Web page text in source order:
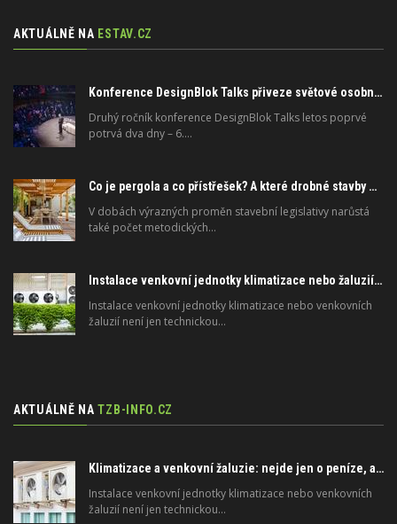
AKTUÁLNĚ NA ESTAV.CZ
Konference DesignBlok Talks přiveze světové osobnosti designu a architektury
Druhý ročník konference DesignBlok Talks letos poprvé
potrvá dva dny – 6.…
Co je pergola a co přístřešek? A které drobné stavby musíte povolovat? Pomůže metodika
V dobách výrazných proměn stavební legislativy narůstá
také počet metodických…
Instalace venkovní jednotky klimatizace nebo žaluzií podléhá jasným právním pravidlům
Instalace venkovní jednotky klimatizace nebo venkovních
žaluzií není jen technickou…
AKTUÁLNĚ NA TZB-INFO.CZ
Klimatizace a venkovní žaluzie: nejde jen o peníze, ale i o právo
Instalace venkovní jednotky klimatizace nebo venkovních
žaluzií není jen technickou…